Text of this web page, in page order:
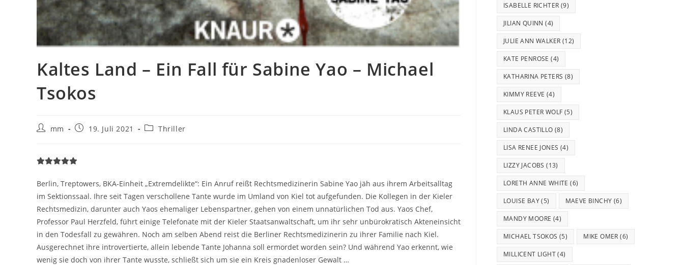
Kaltes Land – Ein Fall für Sabine Yao – Michael
Tsokos
mm 19. Juli 2021 Thriller
Berlin, Treptowers, BKA-Einheit „Extremdelikte“: Ein Anruf reißt Rechtsmedizinerin Sabine Yao jäh aus ihrem Arbeitsalltag
im Sektionssaal. Ihre seit Tagen verschollene Tante wurde im Umland von Kiel tot aufgefunden. Die Kollegen in der Kieler
Rechtsmedizin, darunter auch Yaos ehemaliger Lebenspartner, gehen von einem unnatürlichen Tod aus. Yaos Chef,
Professor Paul Herzfeld, führt einige Telefonate mit der Kieler Staatsanwaltschaft, um ihr sehr unbürokratisch Akteneinsicht
in den Todesfall zu gewähren. Noch am selben Abend reist die Berliner Rechtsmedizinerin zu ihrer Familie nach Kiel.
Ausgerechnet ihre introvertierte, allein lebende Tante Johanna soll ermordet worden sein? Und während Yao erkennt, wie
wenig sie doch von ihrer Tante wusste, schließt sich um sie ein Kreis gnadenloser Gewalt …
ISABELLE RICHTER (9)
JILIAN QUINN (4)
JULIE ANN WALKER (12)
KATE PENROSE (4)
KATHARINA PETERS (8)
KIMMY REEVE (4)
KLAUS PETER WOLF (5)
LINDA CASTILLO (8)
LISA RENEE JONES (4)
LIZZY JACOBS (13)
LORETH ANNE WHITE (6)
LOUISE BAY(5) MAEVE BINCHY (6)
MANDY MOORE (4)
MICHAEL TSOKOS (5) MIKE OMER (6)
MILLICENT LIGHT(4)